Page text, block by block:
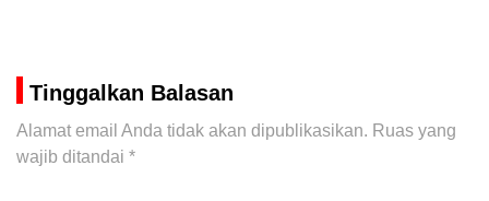
Tinggalkan Balasan
Alamat email Anda tidak akan dipublikasikan. Ruas yang
wajib ditandai *